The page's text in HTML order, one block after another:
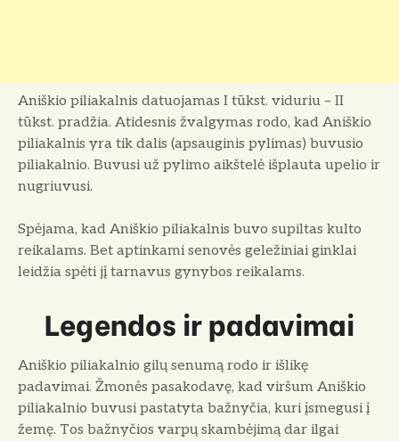
Aniškio piliakalnis datuojamas I tūkst. viduriu – II
tūkst. pradžia. Atidesnis žvalgymas rodo, kad Aniškio
piliakalnis yra tik dalis (apsauginis pylimas) buvusio
piliakalnio. Buvusi už pylimo aikštelė išplauta upelio ir
nugriuvusi.
Spėjama, kad Aniškio piliakalnis buvo supiltas kulto
reikalams. Bet aptinkami senovės geležiniai ginklai
leidžia spėti jį tarnavus gynybos reikalams.
Legendos ir padavimai
Aniškio piliakalnio gilų senumą rodo ir išlikę
padavimai. Žmonės pasakodavę, kad viršum Aniškio
piliakalnio buvusi pastatyta bažnyčia, kuri įsmegusi į
žemę. Tos bažnyčios varpų skambėjimą dar ilgai